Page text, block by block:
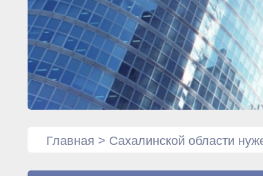
Главная > Сахалинской области